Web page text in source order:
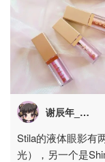
谢辰年_Natsuko年年
Stila的液体眼影有
光），另一个是